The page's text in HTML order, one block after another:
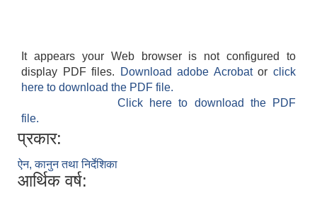
It appears your Web browser is not configured to
display PDF files.
Download adobe Acrobatorclick
here to download the PDF file.
Click here to download the PDF
file.
प्रकार:
ऐन, कानुन तथा निर्देशिका
आर्थिक वर्ष: